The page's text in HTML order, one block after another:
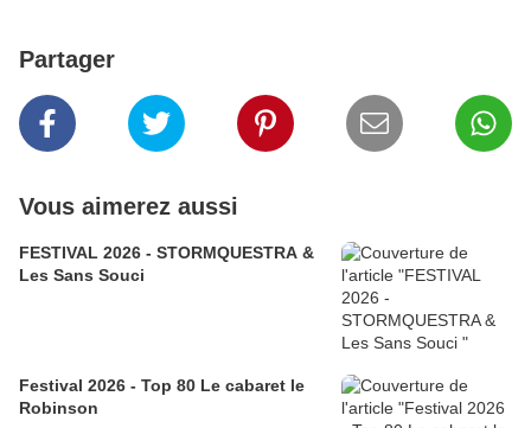
Partager
Vous aimerez aussi
FESTIVAL 2026 - STORMQUESTRA &
Les Sans Souci
Festival 2026 - Top 80 Le cabaret le
Robinson